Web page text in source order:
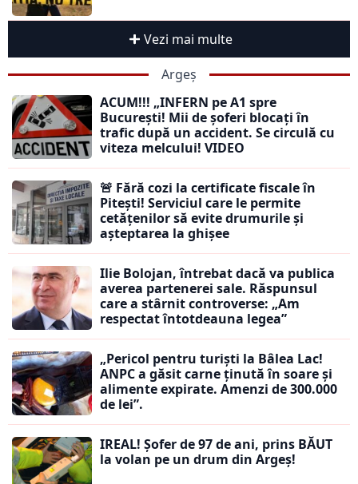
Vezi mai multe
Argeș
ACUM!!! „INFERN pe A1 spre
București! Mii de șoferi blocați în
trafic după un accident. Se circulă cu
viteza melcului! VIDEO
🚨 Fără cozi la certificate fiscale în
Pitești! Serviciul care le permite
cetățenilor să evite drumurile și
așteptarea la ghișee
Ilie Bolojan, întrebat dacă va publica
averea partenerei sale. Răspunsul
care a stârnit controverse: „Am
respectat întotdeauna legea”
„Pericol pentru turiști la Bâlea Lac!
ANPC a găsit carne ținută în soare și
alimente expirate. Amenzi de 300.000
de lei”.
IREAL! Șofer de 97 de ani, prins BĂUT
la volan pe un drum din Argeș!